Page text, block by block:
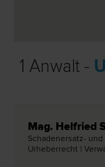
1 Anwalt -
Mag. Helfried
Schadenersatz-
Urheber­recht |